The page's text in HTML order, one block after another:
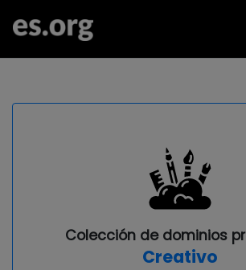
Colección de dominios
Creativo